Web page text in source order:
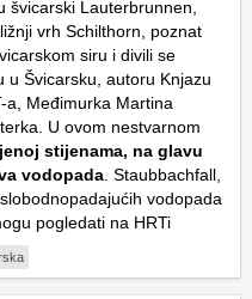
švicarski Lauterbrunnen,
vrh Schilthorn, poznat
siru i divili se
u Švicarsku, autoru Knjazu
a, Međimurka Martina
U ovom nestvarnom
stijenama, na glavu
vodopada . Staubbachfall,
vodopada
pogledati na HRTi